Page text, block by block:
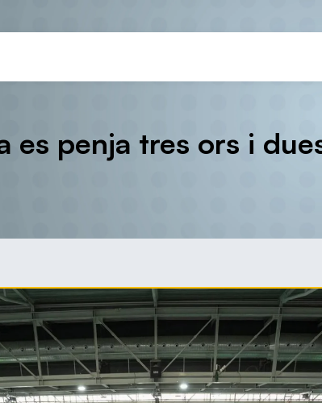
es penja tres ors i